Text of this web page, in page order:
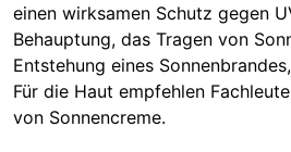
einen wirksamen Schutz gegen
Behauptung, das Tragen von
Entstehung eines
Für die Haut empfehlen
von Sonnencreme.